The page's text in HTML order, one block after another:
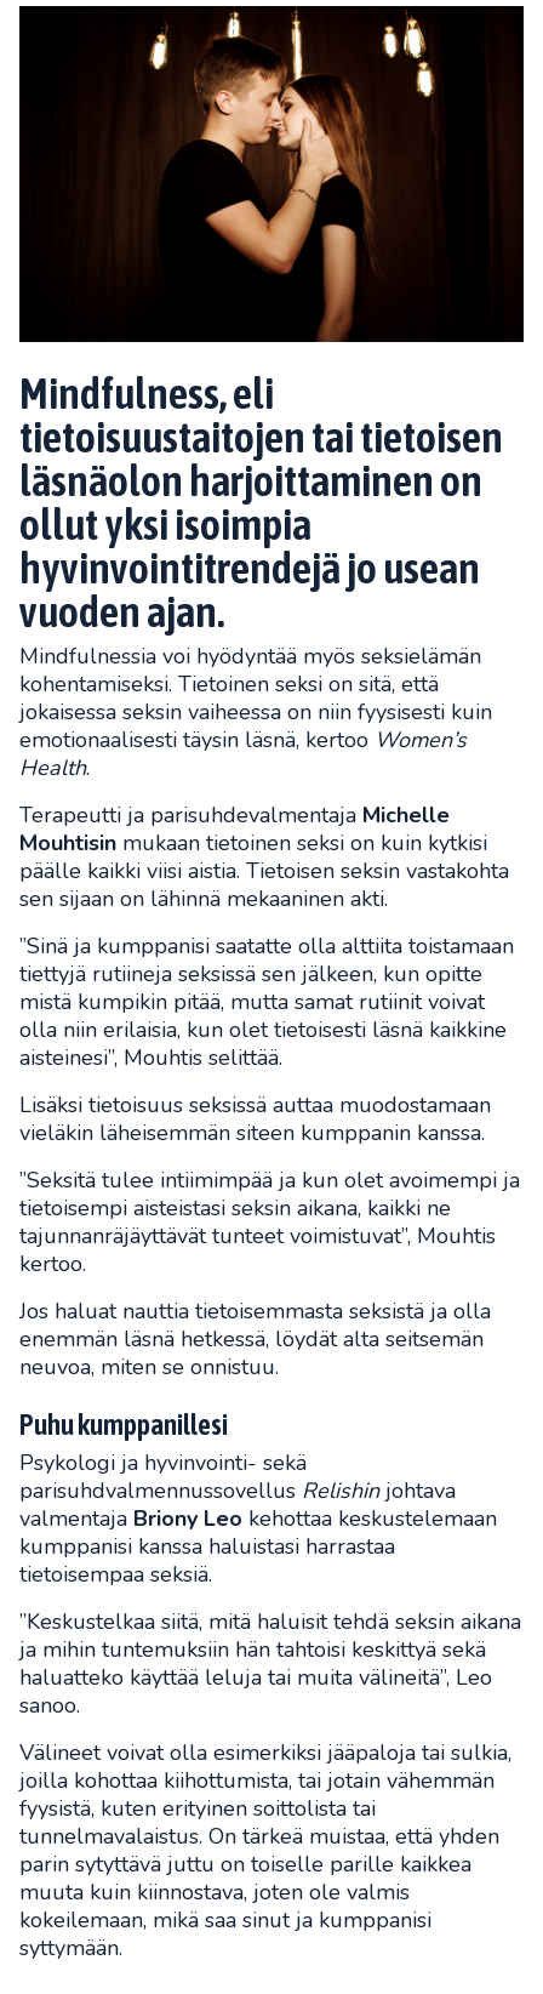
Mindfulness, eli
tietoisuustaitojen tai tietoisen
läsnäolon harjoittaminen on
ollut yksi isoimpia
hyvinvointitrendejä jo usean
vuoden ajan.
Mindfulnessia voi hyödyntää myös seksielämän
kohentamiseksi. Tietoinen seksi on sitä, että
jokaisessa seksin vaiheessa on niin fyysisesti kuin
emotionaalisesti täysin läsnä, kertoo Women’s
Health.
Terapeutti ja parisuhdevalmentaja Michelle
Mouhtisin mukaan tietoinen seksi on kuin kytkisi
päälle kaikki viisi aistia. Tietoisen seksin vastakohta
sen sijaan on lähinnä mekaaninen akti.
”Sinä ja kumppanisi saatatte olla alttiita toistamaan
tiettyjä rutiineja seksissä sen jälkeen, kun opitte
mistä kumpikin pitää, mutta samat rutiinit voivat
olla niin erilaisia, kun olet tietoisesti läsnä kaikkine
aisteinesi”, Mouhtis selittää.
Lisäksi tietoisuus seksissä auttaa muodostamaan
vieläkin läheisemmän siteen kumppanin kanssa.
”Seksitä tulee intiimimpää ja kun olet avoimempi ja
tietoisempi aisteistasi seksin aikana, kaikki ne
tajunnanräjäyttävät tunteet voimistuvat”, Mouhtis
kertoo.
Jos haluat nauttia tietoisemmasta seksistä ja olla
enemmän läsnä hetkessä, löydät alta seitsemän
neuvoa, miten se onnistuu.
Puhu kumppanillesi
Psykologi ja hyvinvointi- sekä
parisuhdvalmennussovellus Relishin johtava
valmentaja Briony Leo kehottaa keskustelemaan
kumppanisi kanssa haluistasi harrastaa
tietoisempaa seksiä.
”Keskustelkaa siitä, mitä haluisit tehdä seksin aikana
ja mihin tuntemuksiin hän tahtoisi keskittyä sekä
haluatteko käyttää leluja tai muita välineitä”, Leo
sanoo.
Välineet voivat olla esimerkiksi jääpaloja tai sulkia,
joilla kohottaa kiihottumista, tai jotain vähemmän
fyysistä, kuten erityinen soittolista tai
tunnelmavalaistus. On tärkeä muistaa, että yhden
parin sytyttävä juttu on toiselle parille kaikkea
muuta kuin kiinnostava, joten ole valmis
kokeilemaan, mikä saa sinut ja kumppanisi
syttymään.